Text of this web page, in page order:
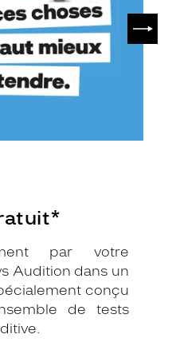
par votre
Audition dans un
conçu
de tests